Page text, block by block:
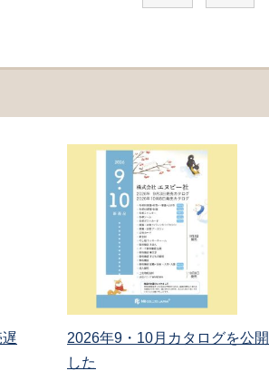
2026年9・10月カタログを公
した